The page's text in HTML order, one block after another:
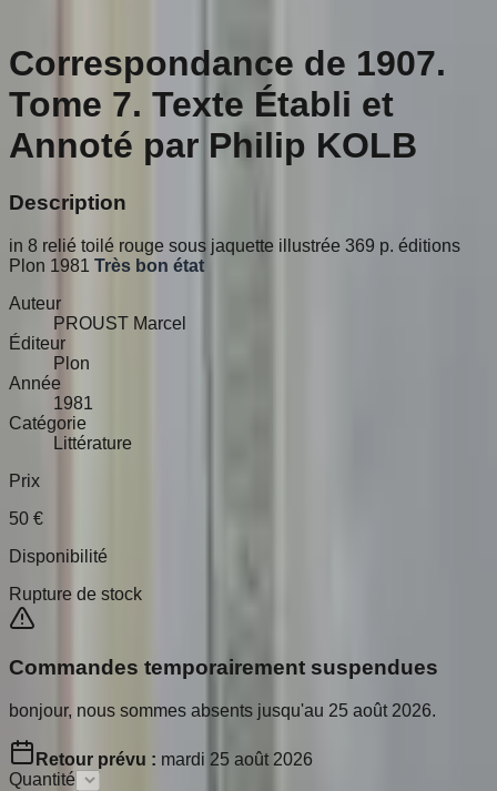
Correspondance de 1907.
Tome 7. Texte Établi et
Annoté par Philip KOLB
Description
in 8 relié toilé rouge sous jaquette illustrée 369 p. éditions
Plon 1981 Très bon état
Auteur
PROUST Marcel
Éditeur
Plon
Année
1981
Catégorie
Littérature
Prix
50 €
Disponibilité
Rupture de stock
Commandes temporairement suspendues
bonjour, nous sommes absents jusqu'au 25 août 2026.
Retour prévu : mardi 25 août 2026
Quantité